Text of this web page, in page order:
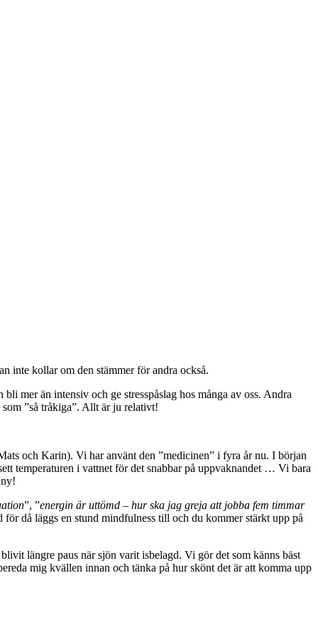
inte kollar om den stämmer för andra också.
mer än intensiv och ge stresspåslag hos många av oss. Andra
”så tråkiga”. Allt är ju relativt!
och Karin). Vi har använt den ”medicinen” i fyra år nu. I början
temperaturen i vattnet för det snabbar på uppvaknandet … Vi bara
”, ”energin är uttömd – hur ska jag greja att jobba fem timmar
då läggs en stund mindfulness till och du kommer stärkt upp på
längre paus när sjön varit isbelagd. Vi gör det som känns bäst
mig kvällen innan och tänka på hur skönt det är att komma upp